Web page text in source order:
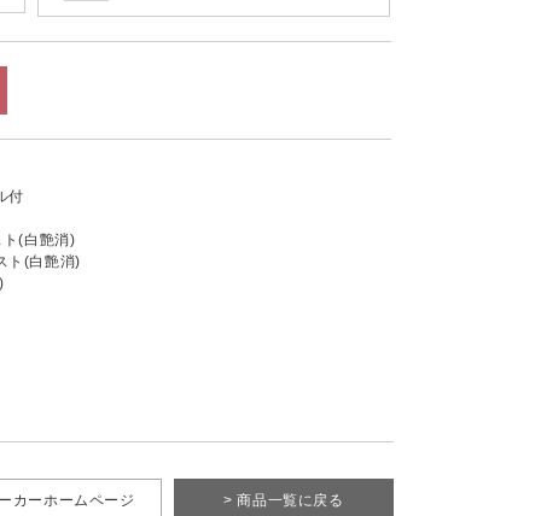
付
(白艶消)
ト(白艶消)
> 商品一覧に戻る
カーホームページ